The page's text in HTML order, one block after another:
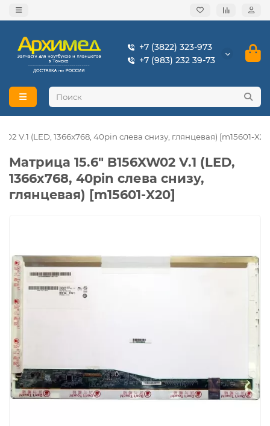
+7 (3822) 323-973
+7 (983) 232 39-73
V.1 (LED, 1366x768, 40pin слева снизу, глянцeвая) [m15601-
Матрица 15.6" B156XW02 V.1 (LED,
1366x768, 40pin слева снизу,
глянцeвая) [m15601-X20]